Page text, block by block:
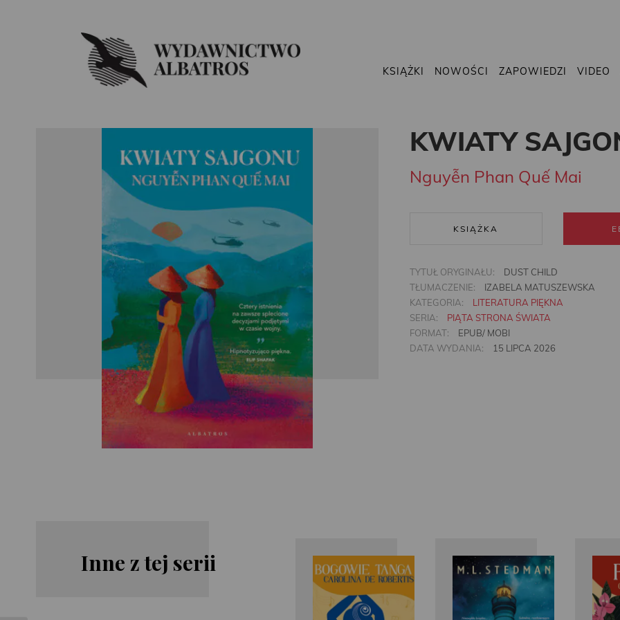
KSIĄŻKI NOWOŚCI ZAPOWIEDZI VIDEO
KWIATY
Nguyễn Phan Quế Mai
KSIĄŻKA
TYTUŁ ORYGINAŁU:
DUST CHILD
TŁUMACZENIE:
IZABELA MATUSZEWSKA
KATEGORIA:
LITERATURA PIĘKNA
SERIA:
PIĄTA STRONA ŚWIATA
FORMAT:
EPUB/ MOBI
DATA WYDANIA:
15 LIPCA 2026
Inne z tej serii
Nguyễn
Caro de
Caro De
Robertis
M.L.
Stedman